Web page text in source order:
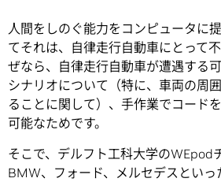
人間をしのぐ能力をコンピュータに
てそれは、自律走行自動車にとって
ぜなら、自律走行自動車が遭遇する
シナリオについて（特に、車両の周
ることに関して）、手作業でコード
可能なためです。
そこで、デルフト工科大学のWEpod
BMW、フォード、メルセデスといっ